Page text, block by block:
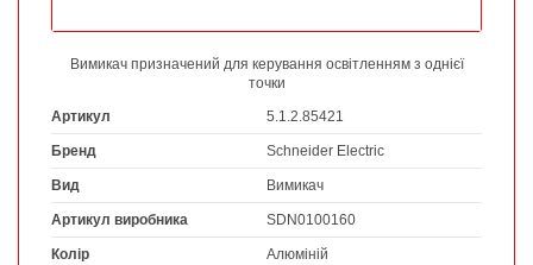
Вимикач призначений для керування освітленням з однієї
точки
Артикул
5.1.2.85421
Бренд Schneider Electric
Вид Вимикач
Артикул виробника SDN0100160
Колір Алюміній